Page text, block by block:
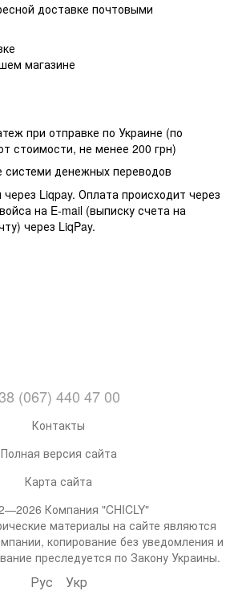
доставке почтовыми
магазине
при отправке по Украине (по
стоимости, не менее 200 грн)
денежных переводов
Liqpay. Оплата происходит через
на E-mail (выписку счета на
через LiqPay.
(067) 440 47 00
Контакты
Полная версия сайта
Карта сайта
Компания "CHICLY"
материалы на сайте являются
копирование без уведомления и
преследуется по Закону Украины.
Рус Укр